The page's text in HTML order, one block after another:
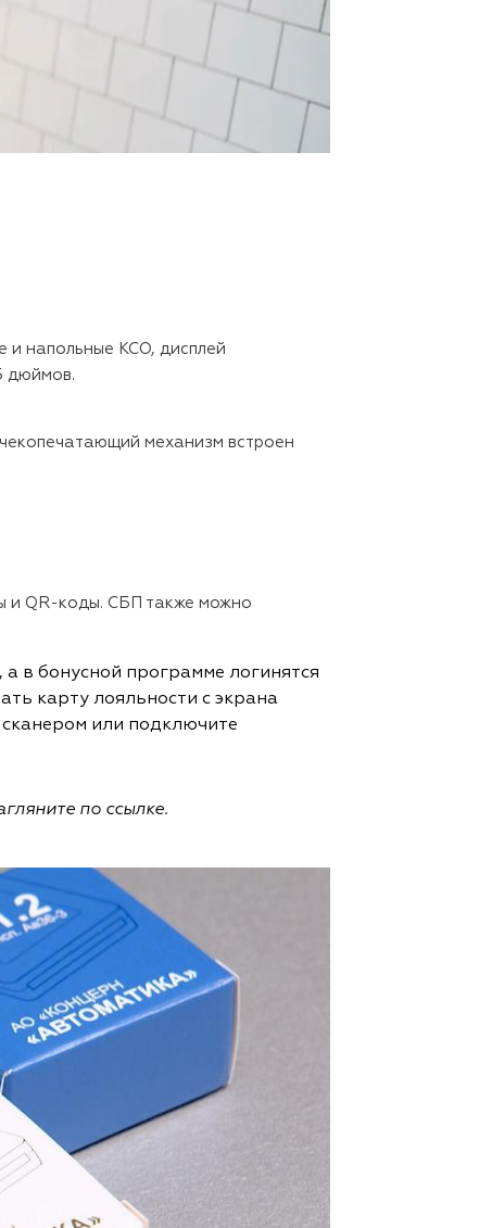
и напольные КСО, дисплей
дюймов.
механизм встроен
и QR-коды. СБП также можно
в бонусной программе логинятся
карту лояльности с экрана
или подключите
по ссылке.